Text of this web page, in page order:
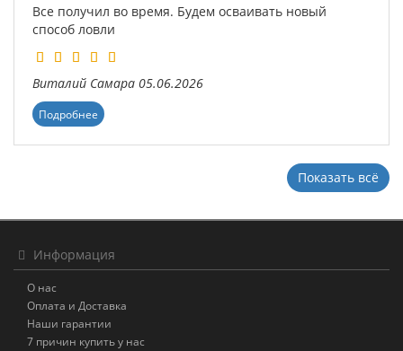
Все получил во время. Будем осваивать новый
способ ловли
Виталий Самара 05.06.2026
Подробнее
Показать всё
Информация
О нас
Оплата и Доставка
Наши гарантии
7 причин купить у нас